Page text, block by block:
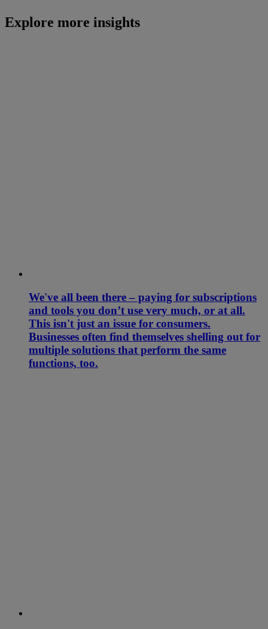
Explore more insights
We've all been there – paying for subscriptions
and tools you don’t use very much, or at all.
This isn't just an issue for consumers.
Businesses often find themselves shelling out for
multiple solutions that perform the same
functions, too.